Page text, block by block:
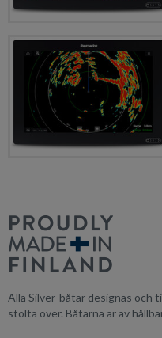
Alla Silver-båtar designas och
stolta över. Båtarna är av